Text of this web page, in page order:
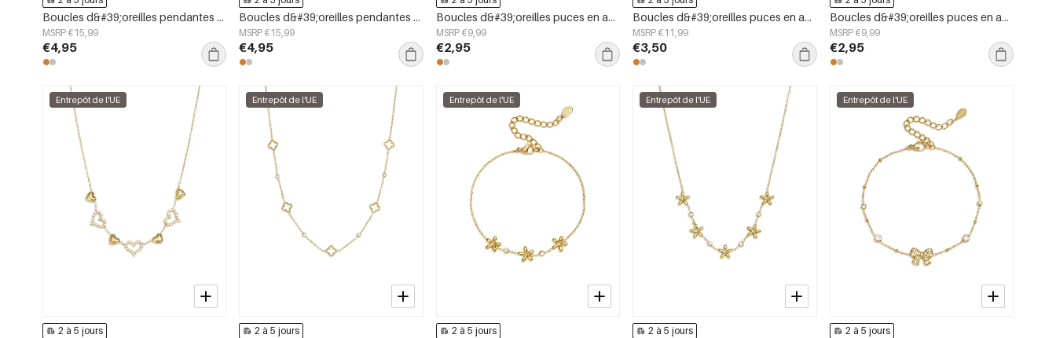
Boucles d&#39;oreilles pendantes en acier inoxydable, style serpent, collection Daily Simple, bijoux pour femmes
MSRP €15,99
€4,95
Boucles d&#39;oreilles pendantes en acier inoxydable en forme de cœur, collection Simple Daily Simple, bijoux pour femmes
MSRP €15,99
€4,95
Boucles d&#39;oreilles puces en acier inoxydable, style croix, collection Daily Simple, bijoux pour femmes
MSRP €9,99
€2,95
Boucles d&#39;oreilles puces en acier inoxydable, forme irrégulière, collection Simple Daily Simple, bijoux pour femmes
MSRP €11,99
€3,50
Boucles d&#39;oreilles puces en acier inoxydable Moon Simple Daily Simple Series Bijoux pour femmes
MSRP €9,99
€2,95
Entrepôt de l'UE
2 à 5 jours
Entrepôt de l'UE
2 à 5 jours
Entrepôt de l'UE
2 à 5 jours
Entrepôt de l'UE
2 à 5 jours
Entrepôt de l'UE
2 à 5 jours